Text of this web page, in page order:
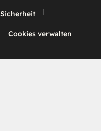
Sicherheit
Cookies verwalten